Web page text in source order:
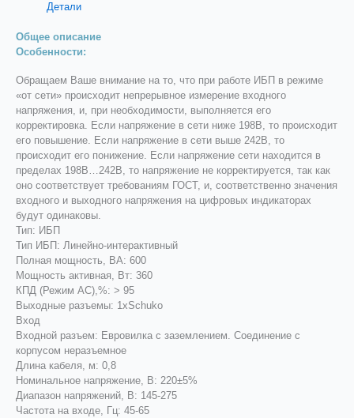
Детали
Общее описание
Особенности:
Обращаем Ваше внимание на то, что при работе ИБП в режиме
«от сети» происходит непрерывное измерение входного
напряжения, и, при необходимости, выполняется его
корректировка. Если напряжение в сети ниже 198В, то происходит
его повышение. Если напряжение в сети выше 242В, то
происходит его понижение. Если напряжение сети находится в
пределах 198В…242В, то напряжение не корректируется, так как
оно соответствует требованиям ГОСТ, и, соответственно значения
входного и выходного напряжения на цифровых индикаторах
будут одинаковы.
Тип: ИБП
Тип ИБП: Линейно-интерaктивный
Полная мощность, ВА: 600
Мощность активная, Вт: 360
КПД (Режим AC),%: > 95
Выходные разъемы: 1xSchuko
Вход
Входной разъем: Евровилка с заземлением. Соединение с
корпусом неразъемное
Длина кабеля, м: 0,8
Номинальное напряжение, В: 220±5%
Диапазон напряжений, В: 145-275
Частота на входе, Гц: 45-65